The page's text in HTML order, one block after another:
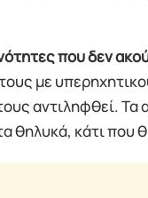
που δεν
με
αντιληφθεί.
θηλυκά, κάτι που